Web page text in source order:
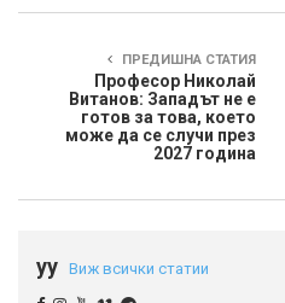
ПРЕДИШНА СТАТИЯ
Професор Николай
Витанов: Западът не е
готов за това, което
може да се случи през
2027 година
yy Виж всички статии